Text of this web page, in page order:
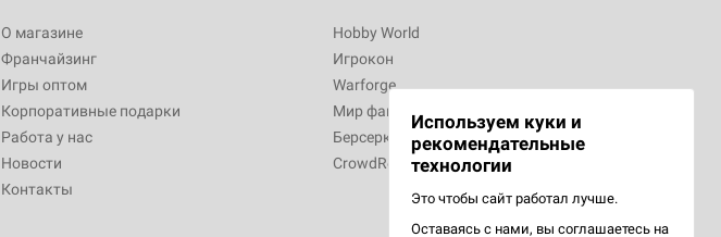
О магазине
Франчайзинг
Игры оптом
Корпоративные подарки
Работа у нас
Новости
Контакты
Hobby World
Игрокон
Warforge
Мир фантастики
Берсерк
CrowdRepublic
Используем куки и
рекомендательные
технологии
Это чтобы сайт работал лучше.
Оставаясь с нами, вы соглашаетесь на
Настольная игра Hobby World Берсерк.
3 490